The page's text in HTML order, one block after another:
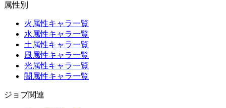
属性別
火属性キャラ一覧
水属性キャラ一覧
土属性キャラ一覧
風属性キャラ一覧
光属性キャラ一覧
闇属性キャラ一覧
ジョブ関連